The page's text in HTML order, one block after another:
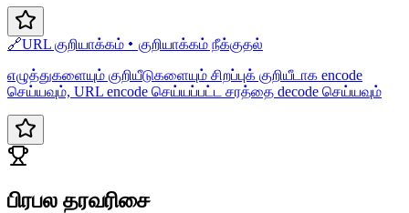
🔗URL குறியாக்கம்・குறியாக்கம் நீக்குதல்
எழுத்துகளையும் குறியீடுகளையும் சிறப்புக் குறியீடாக encode
செய்யவும், URL encode செய்யப்பட்ட சரத்தை decode செய்யவும்
பிரபல தரவரிசை